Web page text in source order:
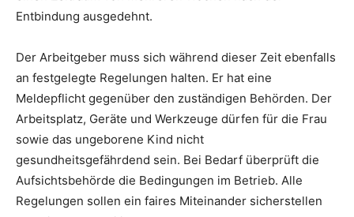
Entbindung ausgedehnt.
Der Arbeitgeber muss sich während dieser Zeit ebenfalls
an festgelegte Regelungen halten. Er hat eine
Meldepflicht gegenüber den zuständigen Behörden. Der
Arbeitsplatz, Geräte und Werkzeuge dürfen für die Frau
sowie das ungeborene Kind nicht
gesundheitsgefährdend sein. Bei Bedarf überprüft die
Aufsichtsbehörde die Bedingungen im Betrieb. Alle
Regelungen sollen ein faires Miteinander sicherstellen